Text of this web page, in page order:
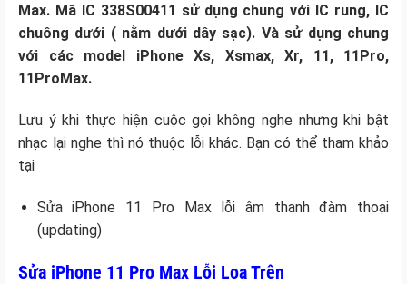
Max. Mã IC 338S00411 sử dụng chung với IC rung, IC
chuông dưới ( nằm dưới dây sạc). Và sử dụng chung
với các model iPhone Xs, Xsmax, Xr, 11, 11Pro,
11ProMax.
Lưu ý khi thực hiện cuộc gọi không nghe nhưng khi bật
nhạc lại nghe thì nó thuộc lỗi khác. Bạn có thể tham khảo
tại
Sửa iPhone 11 Pro Max lỗi âm thanh đàm thoại
(updating)
Sửa iPhone 11 Pro Max Lỗi Loa Trên